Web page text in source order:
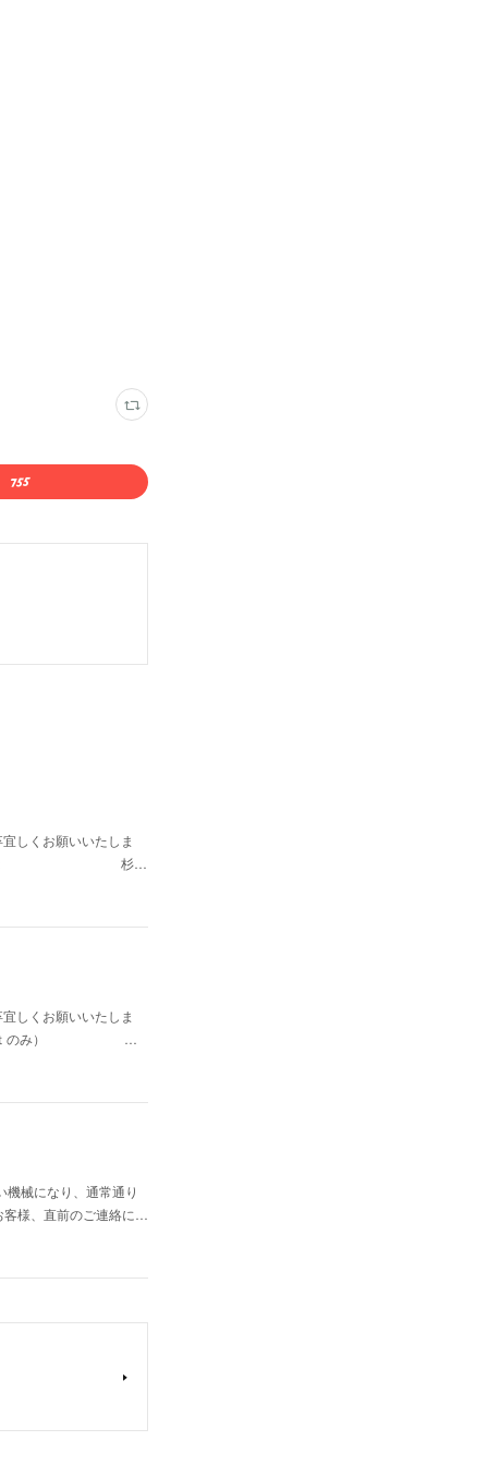
しくお願いいたしま
） 川瀬 ✖️ 杉…
しくお願いいたしま
（ｃｕｔのみ） …
械になり、通常通り
客様、直前のご連絡に…